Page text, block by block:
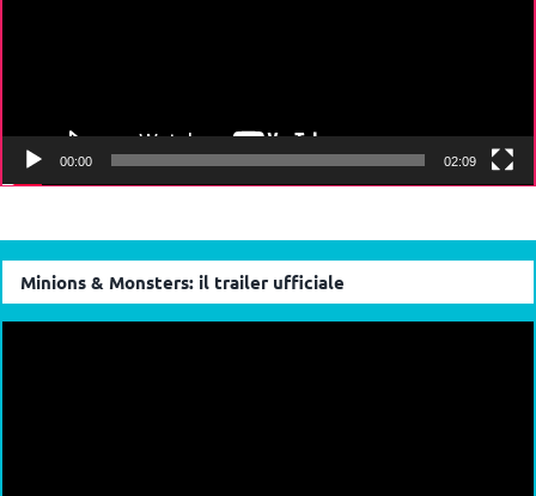
00:00 02:09
Minions & Monsters: il trailer ufficiale